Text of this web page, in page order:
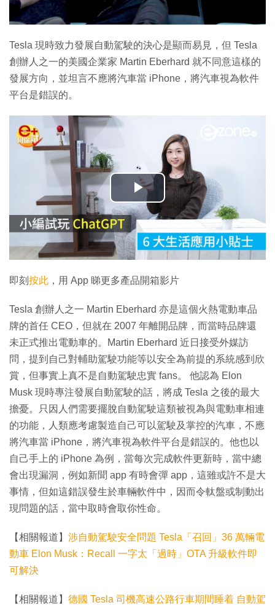
Tesla 現時致力發展自動駕駛的決心是顯而易見，但 Tesla
創辦人之一的美國企業家 Martin Eberhard 就不同意這樣的
發展方向，並坦言不應將汽車當 iPhone，將汽車視為軟件
平台是錯誤的。
播
放
影
片
即刻 按此 ，用 App 睇更多產品開箱影片
Tesla 創辦人之一 Martin Eberhard 亦是這個火熱電動車品
牌的首任 CEO，但就在 2007 年離開品牌，而當時品牌還
未正式推出電動車的。Martin Eberhard 近日接受外媒訪
問，提到自己對輔助駕駛功能等以安全為前提的系統感到欣
賞，但事實上真不是自動駕駛忠實 fans。 他認為 Elon
Musk 現時專注發展自動駕駛的話，將成 Tesla 之後的最大
擔憂。只因人們需要擺脫自動駕駛這類被視為與電動車相連
的功能，人類應考慮製造自己可以駕駛及掌控的汽車，不應
將汽車當 iPhone，將汽車視為軟件平台是錯誤的。他也以
自己手上的 iPhone 為例，當每次完成軟件更新時，當中總
會出現漏洞，例如新聞 app 有時會彈 app，這雖或許不是大
事情，但如這錯誤發生於車輛軟件中，因而令軚盤或制動出
現問題的話，當中取時會取你性命。
【相關報道】 涉自動駕駛安全問題 Tesla「召回」36 萬輛電
動車 Elon Musk：Recall 一字太「過時」OTA 升級軟件即
可解決
【相關報道】 德國 Tesla 司機高速公路行車期間睡着 自動駕